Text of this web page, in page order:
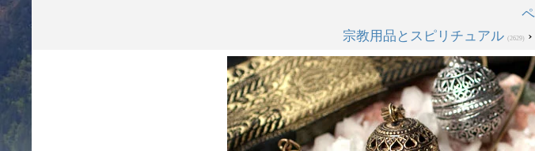
宗教用品とスピリチュアル (2629) ›